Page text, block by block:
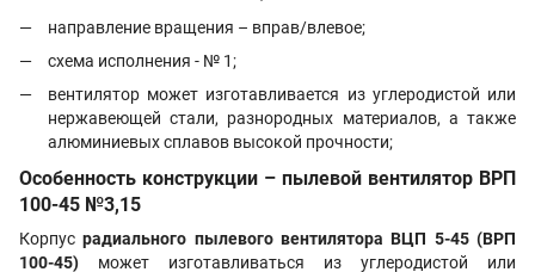
направление вращения – вправ/влевое;
схема исполнения - № 1;
вентилятор может изготавливается из углеродистой или
нержавеющей стали, разнородных материалов, а также
алюминиевых сплавов высокой прочности;
Особенность конструкции – пылевой вентилятор ВРП
100-45 №3,15
Корпусрадиального пылевого вентилятора ВЦП 5-45 (ВРП
100-45) может изготавливаться из углеродистой или